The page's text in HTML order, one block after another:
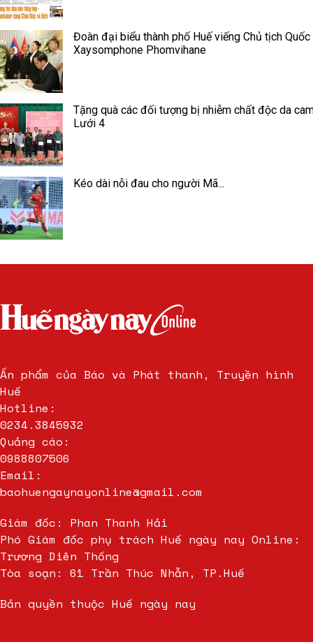
Đoàn đại biểu thành phố Huế viếng Chủ tịch
Xaysomphone Phomvihane
Tặng quà các đối tượng bị nhiễm chất độc da
Lưới 4
Kéo dài nỗi đau cho người Mã...
Ấn phẩm của Báo và Phát thanh, Truyền hình
Huế
Hotline:
0234.3845932
Quảng cáo:
0988807506
Email:
baohuengaynayonline@gmail.com
Giám đốc: Phan Thanh Hải
Phó Giám đốc phụ trách Huế ngày nay Online:
Trương Diên Thống
Tòa soạn: 61 Trần Thúc Nhẫn, TP.Huế
Bản quyền thuộc Huế ngày nay